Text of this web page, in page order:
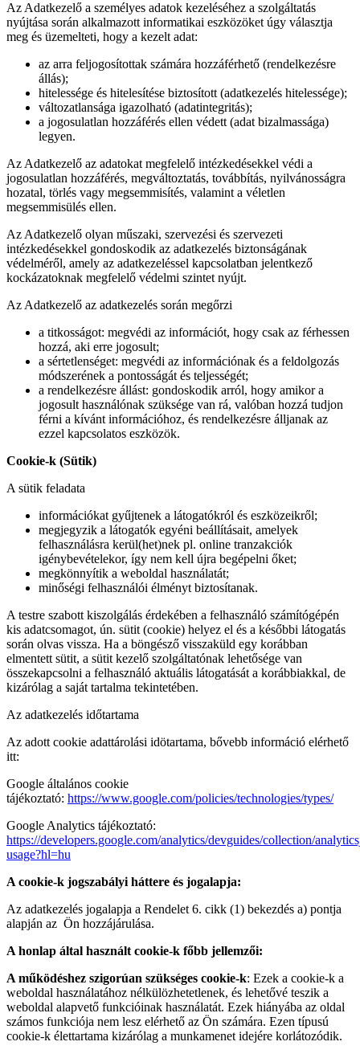
Az Adatkezelő a személyes adatok kezeléséhez a szolgáltatás
nyújtása során alkalmazott informatikai eszközöket úgy választja
meg és üzemelteti, hogy a kezelt adat:
az arra feljogosítottak számára hozzáférhető (rendelkezésre
állás);
hitelessége és hitelesítése biztosított (adatkezelés hitelessége);
változatlansága igazolható (adatintegritás);
a jogosulatlan hozzáférés ellen védett (adat bizalmassága)
legyen.
Az Adatkezelő az adatokat megfelelő intézkedésekkel védi a
jogosulatlan hozzáférés, megváltoztatás, továbbítás, nyilvánosságra
hozatal, törlés vagy megsemmisítés, valamint a véletlen
megsemmisülés ellen.
Az Adatkezelő olyan műszaki, szervezési és szervezeti
intézkedésekkel gondoskodik az adatkezelés biztonságának
védelméről, amely az adatkezeléssel kapcsolatban jelentkező
kockázatoknak megfelelő védelmi szintet nyújt.
Az Adatkezelő az adatkezelés során megőrzi
a titkosságot: megvédi az információt, hogy csak az férhessen
hozzá, aki erre jogosult;
a sértetlenséget: megvédi az információnak és a feldolgozás
módszerének a pontosságát és teljességét;
a rendelkezésre állást: gondoskodik arról, hogy amikor a
jogosult használónak szüksége van rá, valóban hozzá tudjon
férni a kívánt információhoz, és rendelkezésre álljanak az
ezzel kapcsolatos eszközök.
Cookie-k (Sütik)
A sütik feladata
információkat gyűjtenek a látogatókról és eszközeikről;
megjegyzik a látogatók egyéni beállításait, amelyek
felhasználásra kerül(het)nek pl. online tranzakciók
igénybevételekor, így nem kell újra begépelni őket;
megkönnyítik a weboldal használatát;
minőségi felhasználói élményt biztosítanak.
A testre szabott kiszolgálás érdekében a felhasználó számítógépén
kis adatcsomagot, ún. sütit (cookie) helyez el és a későbbi látogatás
során olvas vissza. Ha a böngésző visszaküld egy korábban
elmentett sütit, a sütit kezelő szolgáltatónak lehetősége van
összekapcsolni a felhasználó aktuális látogatását a korábbiakkal, de
kizárólag a saját tartalma tekintetében.
Az adatkezelés időtartama
Az adott cookie adattárolási idötartama, bővebb információ elérhető
itt:
Google általános cookie
tájékoztató: https://www.google.com/policies/technologies/types/
Google Analytics tájékoztató:
https://developers.google.com/analytics/devguides/collection/
usage?hl=hu
A cookie-k jogszabályi háttere és jogalapja:
Az adatkezelés jogalapja a Rendelet 6. cikk (1) bekezdés a) pontja
alapján az Ön hozzájárulása.
A honlap által használt cookie-k főbb jellemzői:
A működéshez szigorúan szükséges cookie-k: Ezek a cookie-k a
weboldal használatához nélkülözhetetlenek, és lehetővé teszik a
weboldal alapvető funkcióinak használatát. Ezek hiányába az oldal
számos funkciója nem lesz elérhető az Ön számára. Ezen típusú
cookie-k élettartama kizárólag a munkamenet idejére korlátozódik.